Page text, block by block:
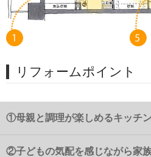
リフォームポイント
①母親と調理が楽しめるキッチン
②子どもの気配を感じながら家